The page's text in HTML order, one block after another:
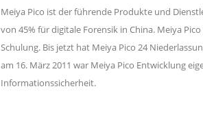
Meiya Pico ist der führende Produkte und
von 45% für digitale Forensik in China. Meiya
Schulung. Bis jetzt hat Meiya Pico 24
am 16. März 2011 war Meiya Pico Entwicklung
Informationssicherheit.